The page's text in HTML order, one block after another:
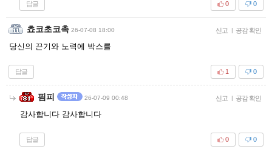
답글 0
0
쵸코초코촉 26-07-08 18:00 신고 | 공감 확인
당신의 끈기와 노력에 박스를
답글 0
1
핌피 26-07-09 00:48 신고 | 공감 확인
감사합니다 감사합니다
답글 0
0